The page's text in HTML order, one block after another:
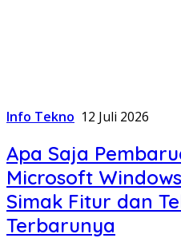
Info Tekno 12 Juli 2026
Apa Saja
Microsoft
Simak Fitur dan
Terbarunya